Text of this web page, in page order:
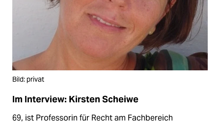
Bild: privat
Im Interview: Kirsten Scheiwe
69, ist Professorin für Recht am Fachbereich